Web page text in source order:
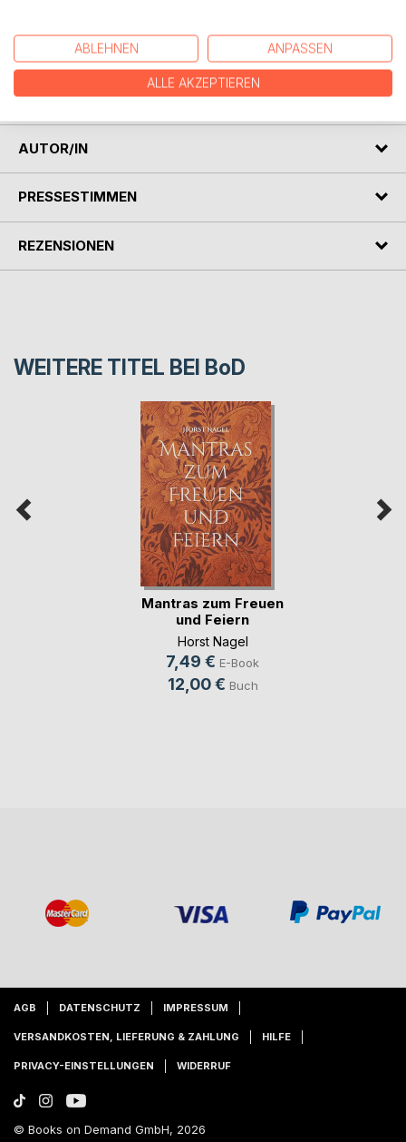
Weitere Mantras, die man am Feuer singen kann. Dieses
Liederbuch ist eine Erweiterung von "Mantras am Feuer"
und erhält ergänzend einige neue schamanische Lieder.
AUTOR/IN
PRESSESTIMMEN
REZENSIONEN
WEITERE TITEL BEI BoD
Mantras zum Freuen
und Feiern
Horst Nagel
7,49 € E-Book
12,00 € Buch
AGB DATENSCHUTZ IMPRESSUM
VERSANDKOSTEN, LIEFERUNG & ZAHLUNG HILFE
PRIVACY-EINSTELLUNGEN WIDERRUF
© Books on Demand GmbH, 2026
ABLEHNEN ANPASSEN
ALLE AKZEPTIEREN